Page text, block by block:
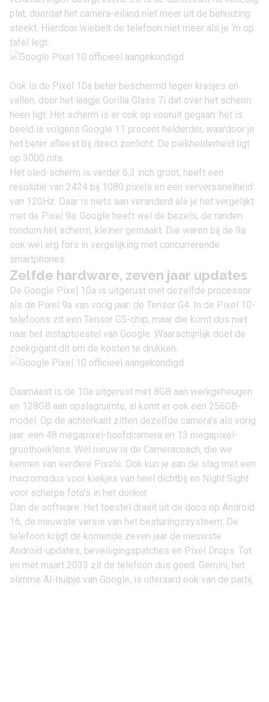
plat, doordat het camera-eiland niet meer uit de behuizing
steekt. Hierdoor wiebelt de telefoon niet meer als je ‘m op
tafel legt.
Ook is de Pixel 10a beter beschermd tegen krasjes en
vallen, door het laagje Gorilla Glass 7i dat over het scherm
heen ligt. Het scherm is er ook op vooruit gegaan: het is
beeld is volgens Google 11 procent helderder, waardoor je
het beter afleest bij direct zonlicht. De piekhelderheid ligt
op 3000 nits.
Het oled-scherm is verder 6,3 inch groot, heeft een
resolutie van 2424 bij 1080 pixels en een ververssnelheid
van 120Hz. Daar is niets aan veranderd als je het vergelijkt
met de Pixel 9a. Google heeft wel de bezels, de randen
rondom het scherm, kleiner gemaakt. Die waren bij de 9a
ook wel erg fors in vergelijking met concurrerende
smartphones.
Zelfde hardware, zeven jaar updates
De Google Pixel 10a is uitgerust met dezelfde processor
als de Pixel 9a van vorig jaar: de Tensor G4. In de Pixel 10-
telefoons zit een Tensor G5-chip, maar die komt dus niet
naar het instaptoestel van Google. Waarschijnlijk doet de
zoekgigant dit om de kosten te drukken.
Daarnaast is de 10a uitgerust met 8GB aan werkgeheugen
en 128GB aan opslagruimte, al komt er ook een 256GB-
model. Op de achterkant zitten dezelfde camera’s als vorig
jaar: een 48 megapixel-hoofdcamera en 13 megapixel-
groothoeklens. Wel nieuw is de Cameracoach, die we
kennen van eerdere Pixels. Ook kun je aan de slag met een
macromodus voor kiekjes van heel dichtbij en Night Sight
voor scherpe foto’s in het donker.
Dan de software. Het toestel draait uit de doos op Android
16, de nieuwste versie van het besturingssysteem. De
telefoon krijgt de komende zeven jaar de nieuwste
Android-updates, beveiligingspatches en Pixel Drops. Tot
en met maart 2033 zit de telefoon dus goed. Gemini, het
slimme AI-hulpje van Google, is uiteraard ook van de partij.